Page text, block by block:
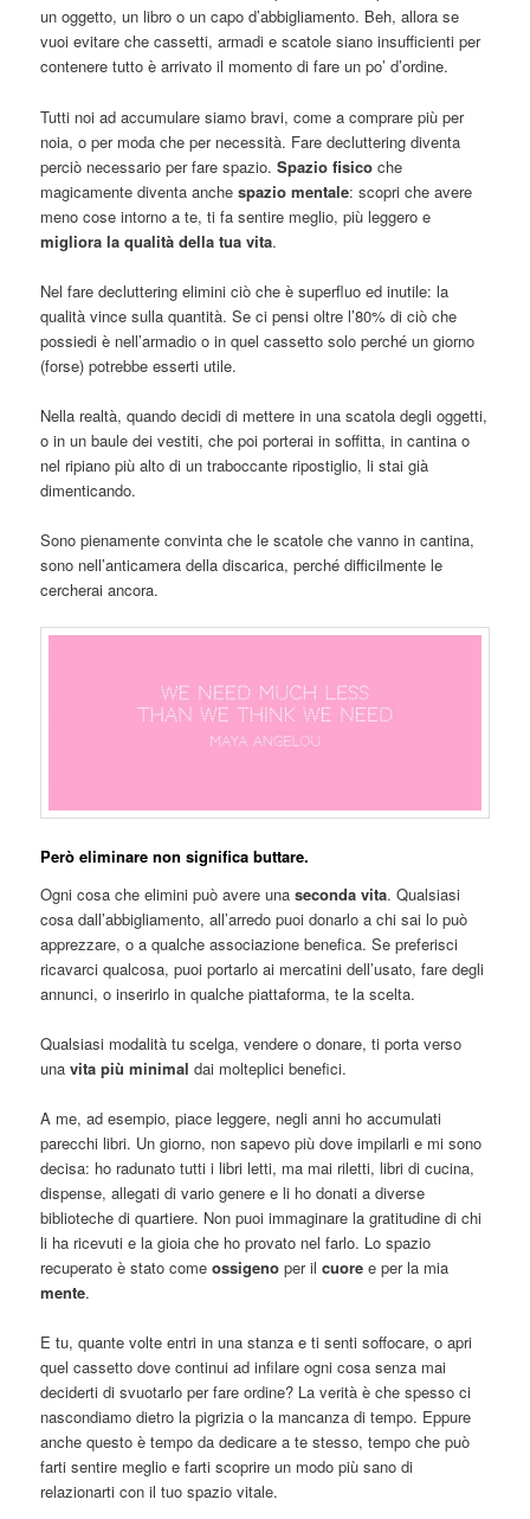
un oggetto, un libro o un capo d’abbigliamento. Beh, allora se
vuoi evitare che cassetti, armadi e scatole siano insufficienti per
contenere tutto è arrivato il momento di fare un po’ d’ordine.
Tutti noi ad accumulare siamo bravi, come a comprare più per
noia, o per moda che per necessità. Fare decluttering diventa
perciò necessario per fare spazio.Spazio fisico che
magicamente diventa anchespazio mentale: scopri che avere
meno cose intorno a te, ti fa sentire meglio, più leggero e
migliora la qualità della tua vita.
Nel fare decluttering elimini ciò che è superfluo ed inutile: la
qualità vince sulla quantità. Se ci pensi oltre l’80% di ciò che
possiedi è nell’armadio o in quel cassetto solo perché un giorno
(forse) potrebbe esserti utile.
Nella realtà, quando decidi di mettere in una scatola degli oggetti,
o in un baule dei vestiti, che poi porterai in soffitta, in cantina o
nel ripiano più alto di un traboccante ripostiglio, li stai già
dimenticando.
Sono pienamente convinta che le scatole che vanno in cantina,
sono nell’anticamera della discarica, perché difficilmente le
cercherai ancora.
Però eliminare non significa buttare.
Ogni cosa che elimini può avere unaseconda vita. Qualsiasi
cosa dall’abbigliamento, all’arredo puoi donarlo a chi sai lo può
apprezzare, o a qualche associazione benefica. Se preferisci
ricavarci qualcosa, puoi portarlo ai mercatini dell’usato, fare degli
annunci, o inserirlo in qualche piattaforma, te la scelta.
Qualsiasi modalità tu scelga, vendere o donare, ti porta verso
unavita più minimal dai molteplici benefici.
A me, ad esempio, piace leggere, negli anni ho accumulati
parecchi libri. Un giorno, non sapevo più dove impilarli e mi sono
decisa: ho radunato tutti i libri letti, ma mai riletti, libri di cucina,
dispense, allegati di vario genere e li ho donati a diverse
biblioteche di quartiere. Non puoi immaginare la gratitudine di chi
li ha ricevuti e la gioia che ho provato nel farlo. Lo spazio
recuperato è stato comeossigeno per ilcuore e per la mia
mente.
E tu, quante volte entri in una stanza e ti senti soffocare, o apri
quel cassetto dove continui ad infilare ogni cosa senza mai
deciderti di svuotarlo per fare ordine? La verità è che spesso ci
nascondiamo dietro la pigrizia o la mancanza di tempo. Eppure
anche questo è tempo da dedicare a te stesso, tempo che può
farti sentire meglio e farti scoprire un modo più sano di
relazionarti con il tuo spazio vitale.